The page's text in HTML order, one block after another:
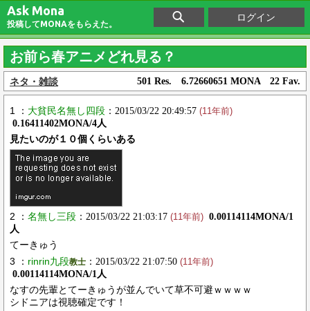
Ask Mona
投稿してMONAをもらえた。
ログイン
お前ら春アニメどれ見る？
ネタ・雑談 501 Res. 6.72660651 MONA 22 Fav.
1 ： 大貧民名無し四段 ：2015/03/22 20:49:57 (11年前)
0.16411402MONA/4人
見たいのが１０個くらいある
2 ： 名無し三段 ：2015/03/22 21:03:17 (11年前) 0.00114114MONA/1
人
てーきゅう
3 ： rinrin九段教士 ：2015/03/22 21:07:50 (11年前)
0.00114114MONA/1人
なすの先輩とてーきゅうが並んでいて草不可避ｗｗｗｗ
シドニアは視聴確定です！